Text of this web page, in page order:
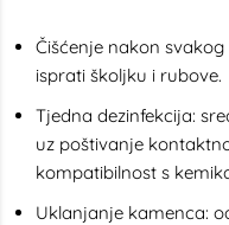
Čišćenje nakon
isprati školjku i rubove.
Tjedna dezinfekcija:
uz poštivanje
kompatibilnost s
Uklanjanje kamenca: